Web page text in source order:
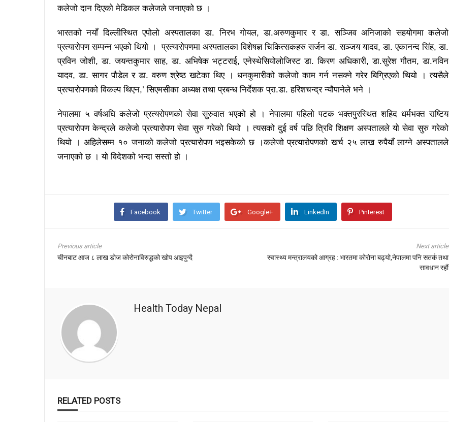
कलेजो दान दिएको मेडिकल कलेजले जनाएको छ ।
भारतको नयाँ दिल्लीस्थित एपोलो अस्पतालका डा. निरभ गोयल, डा.अरुणकुमार र डा. सञ्जिव अनिजाको सहयोगमा कलेजो
प्रत्यारोपण सम्पन्न भएको थियो । प्रत्यारोपणमा अस्पतालका विशेषज्ञ चिकित्सकहरु सर्जन डा. सञ्जय यादव, डा. एकानन्द सिंह, डा.
प्रविन जोशी, डा. जयन्तकुमार साह, डा. अभिषेक भट्टराई, एनेस्थेसियोलोजिस्ट डा. किरण अधिकारी, डा.सुरेश गौतम, डा.नविन
यादव, डा. सागर पौडेल र डा. वरुण श्रेष्ठ खटेका थिए । धनकुमारीको कलेजो काम गर्न नसक्ने गरेर बिग्रिएको थियो । त्यसैले
प्रत्यारोपणको विकल्प थिएन,’ सिएमसीका अध्यक्ष तथा प्रबन्ध निर्देशक प्रा.डा. हरिशचन्द्र न्यौपानेले भने ।
नेपालमा ५ वर्षअघि कलेजो प्रत्यरोपणको सेवा सुरुवात भएको हो । नेपालमा पहिलो पटक भक्तपुरस्थित शहिद धर्मभक्त राष्टिय
प्रत्यारोपण केन्द्रले कलेजो प्रत्यारोपण सेवा सुरु गरेको थियो । त्यसको दुई वर्ष पछि त्रिवि शिक्षण अस्पतालले यो सेवा सुरु गरेको
थियो । अहिलेसम्म १० जनाको कलेजो प्रत्यारोपण भइसकेको छ ।कलेजो प्रत्यारोपणको खर्च २५ लाख रुपैयाँ लाग्ने अस्पतालले
जनाएको छ । यो विदेशको भन्दा सस्तो हो ।
Facebook Twitter Google+ LinkedIn Pinterest
Previous article
चीनबाट आज ८ लाख डोज कोरोनाविरुद्धको खोप आइपुग्दै
Next article
स्वास्थ्य मन्त्रालयको आग्रह : भारतमा कोरोना बढ्यो,नेपालमा पनि सतर्क तथा
सावधान रहौं
Health Today Nepal
RELATED POSTS